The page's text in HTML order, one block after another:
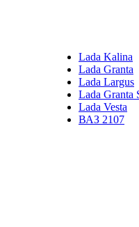
Lada Kalina
Lada Granta
Lada Largus
Lada Granta
Lada Vesta
ВАЗ 2107